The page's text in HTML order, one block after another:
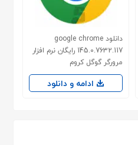
دانلود google chrome
145.0.7632.117 رایگان نرم افزار
مرورگر گوگل کروم
ادامه و دانلود